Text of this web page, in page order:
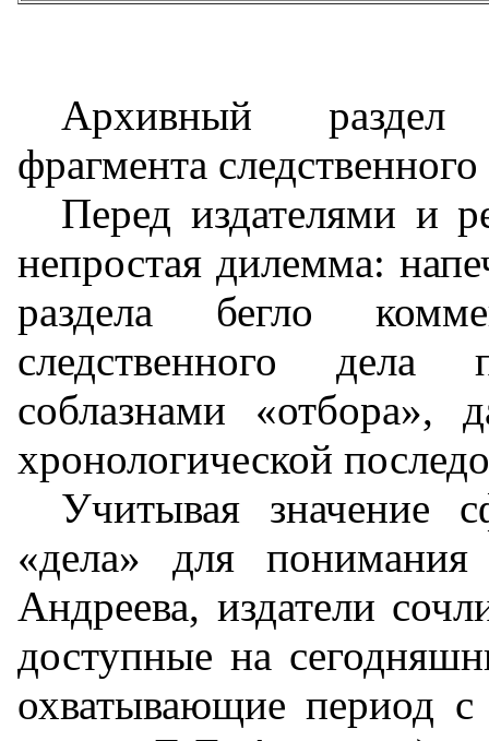
Архивный раздел
фрагмента
Перед издателями и
непростая дилемма:
раздела бегло
следственного дела
соблазнами «отбора»,
хронологической
Учитывая значение
«дела» для
Андреева, издатели
доступные на
охватывающие период